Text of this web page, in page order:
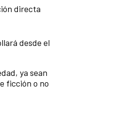
directa
desde el
ya sean
ficción o no